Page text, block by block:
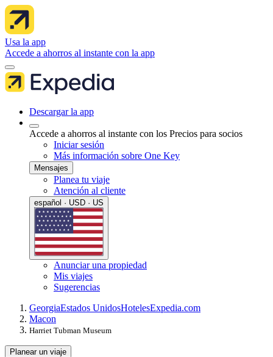
Usa la app
Accede a ahorros al instante con la app
Descargar la app
Accede a ahorros al instante con los Precios para socios
Iniciar sesión
Más información sobre One Key
Mensajes
Planea tu viaje
Atención al cliente
español · USD · US
Anunciar una propiedad
Mis viajes
Sugerencias
GeorgiaEstados UnidosHotelesExpedia.com
Macon
Harriet Tubman Museum
Planear un viaje